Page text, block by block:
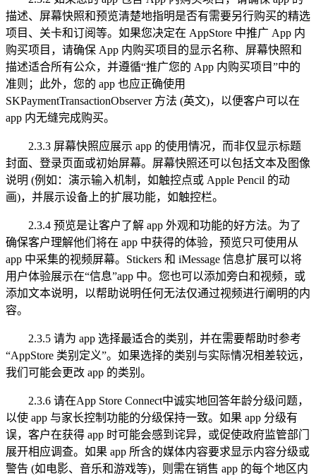
描述、屏幕快照和预览清楚地指明是否有需要另行购买的精选
项目、关卡和订阅等。如果您决定在 AppStore 中推广 App 内
购买项目，请确保 App 内购买项目的显示名称、屏幕快照和
描述适合所有公众，并遵循“推广您的 App 内购买项目”中的
准则；此外，您的 app 也应正确使用
SKPaymentTransactionObserver 方法 (英文)，以便客户可以在
app 内无缝完成购买。
2.3.3 屏幕快照应展示 app 的使用情况，而非仅显示标题
封面、登录页面或初始屏幕。屏幕快照还可以包括文本及图像
说明 (例如：演示输入机制，如触控点或 Apple Pencil 的动
画)，并展示设备上的扩展功能，如触控栏。
2.3.4 预览是让客户了解 app 外观和功能的好方法。为了
确保客户理解他们将在 app 中获得的体验，预览只可使用从
app 中采集的视频屏幕。Stickers 和 iMessage 信息扩展可以将
用户体验展示在“信息”app 中。您也可以添加旁白和视频，或
添加文本说明，以帮助说明任何无法仅通过视频进行阐明的内
容。
2.3.5 请为 app 选择最适合的类别，并在需要帮助时参考
“AppStore 类别定义”。如果选择的类别与实际情况相差较远，
我们可能会更改 app 的类别。
2.3.6 请在App Store Connect中诚实地回答年龄分级问题，
以使 app 与家长控制功能的分级保持一致。如果 app 分级有
误，客户在获得 app 时可能会感到诧异，或促使政府监管部门
展开相应调查。如果 app 所含的媒体内容要求显示内容分级或
警告 (如电影、音乐和游戏等)，则需在销售 app 的每个地区内